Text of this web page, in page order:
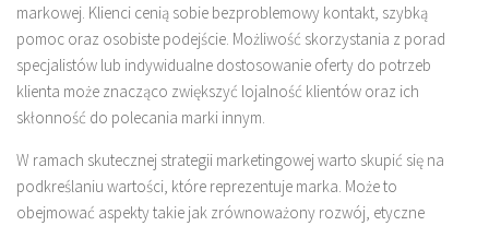
markowej. Klienci cenią sobie bezproblemowy kontakt, szybką
pomoc oraz osobiste podejście. Możliwość skorzystania z porad
specjalistów lub indywidualne dostosowanie oferty do potrzeb
klienta może znacząco zwiększyć lojalność klientów oraz ich
skłonność do polecania marki innym.
W ramach skutecznej strategii marketingowej warto skupić się na
podkreślaniu wartości, które reprezentuje marka. Może to
obejmować aspekty takie jak zrównoważony rozwój, etyczne